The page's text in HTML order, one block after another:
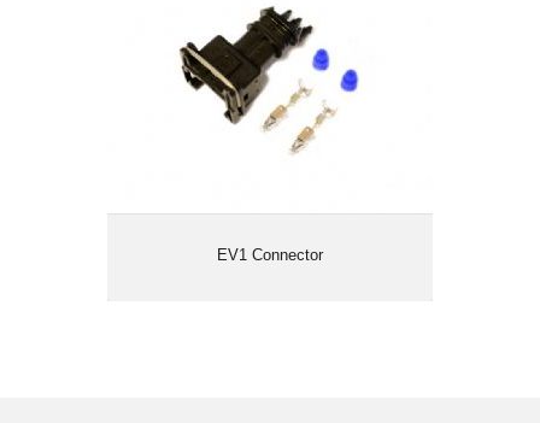
EV1 Connector